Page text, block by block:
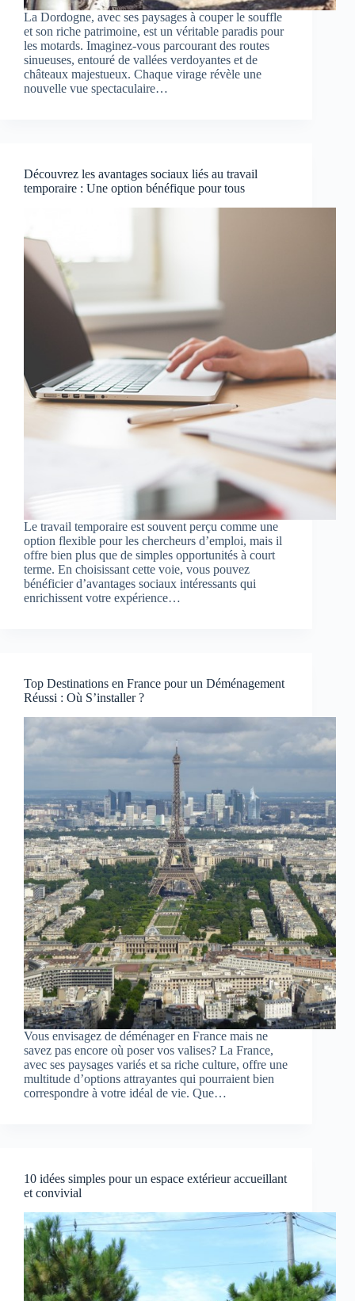
La Dordogne, avec ses paysages à couper le souffle
et son riche patrimoine, est un véritable paradis pour
les motards. Imaginez-vous parcourant des routes
sinueuses, entouré de vallées verdoyantes et de
châteaux majestueux. Chaque virage révèle une
nouvelle vue spectaculaire…
Découvrez les avantages sociaux liés au travail
temporaire : Une option bénéfique pour tous
Le travail temporaire est souvent perçu comme une
option flexible pour les chercheurs d’emploi, mais il
offre bien plus que de simples opportunités à court
terme. En choisissant cette voie, vous pouvez
bénéficier d’avantages sociaux intéressants qui
enrichissent votre expérience…
Top Destinations en France pour un Déménagement
Réussi : Où S’installer ?
Vous envisagez de déménager en France mais ne
savez pas encore où poser vos valises? La France,
avec ses paysages variés et sa riche culture, offre une
multitude d’options attrayantes qui pourraient bien
correspondre à votre idéal de vie. Que…
10 idées simples pour un espace extérieur accueillant
et convivial